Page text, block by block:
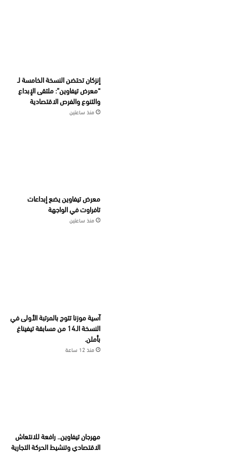
إنزكان تحتضن النسخة الخامسة لـ
“معرض تيفاوين”: ملتقى الإبداع
والتنوع والفرص الاقتصادية
منذ ساعتين
معرض تيفاوين يضع إبداعات
تافراوت في الواجهة
منذ ساعتين
آسية موزنا تتوج بالمرتبة الأولى في
النسخة الـ14 من مسابقة تيفيناغ
بأملن.
منذ 12 ساعة
مهرجان تيفاوين.. رافعة للانتعاش
الاقتصادي وتنشيط الحركة التجارية